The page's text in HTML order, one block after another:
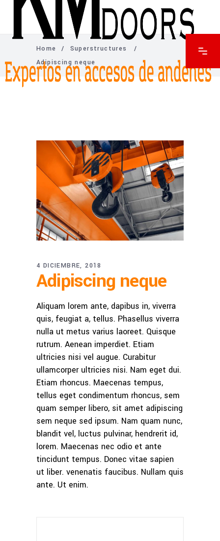
Home / Superstructures
/
Adipiscing neque
4 DICIEMBRE, 2018
Adipiscing neque
Aliquam lorem ante, dapibus in, viverra
quis, feugiat a, tellus. Phasellus viverra
nulla ut metus varius laoreet. Quisque
rutrum. Aenean imperdiet. Etiam
ultricies nisi vel augue. Curabitur
ullamcorper ultricies nisi. Nam eget dui.
Etiam rhoncus. Maecenas tempus,
tellus eget condimentum rhoncus, sem
quam semper libero, sit amet adipiscing
sem neque sed ipsum. Nam quam nunc,
blandit vel, luctus pulvinar, hendrerit id,
lorem. Maecenas nec odio et ante
tincidunt tempus. Donec vitae sapien
ut liber. venenatis faucibus. Nullam quis
ante. Ut enim.